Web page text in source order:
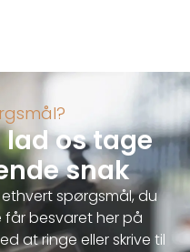
os tage
snak
spørgsmål, du
får besvaret her på
at ringe eller skrive til